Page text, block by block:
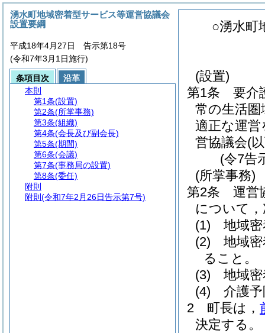
○湧水町
(設置)
第1条
要介
常の生活
適正な運
営協議会(
(令7告
(所掌事務)
第2条
運営
について
(1)
地域
(2)
地域
ること。
(3)
地域
(4)
介護
2
町長は，
決定する。
湧水町地域密着型サービス等運営協議会
設置要綱
平成18年4月27日 告示第18号
(令和7年3月1日施行)
条項目次
沿革
本則
第1条(設置)
第2条(所掌事務)
第3条(組織)
第4条(会長及び副会長)
第5条(期間)
第6条(会議)
第7条(事務局の設置)
第8条(委任)
附則
附則 (令和7年2月26日告示第7号)